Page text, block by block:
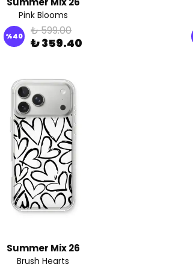
Pink Blooms
%40 ₺ 599.00
₺ 359.40
Summer Mix 26
Brush Hearts